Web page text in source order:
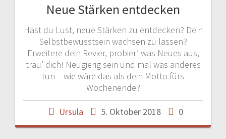
Neue Stärken entdecken
Hast du Lust, neue Stärken zu entdecken? Dein
Selbstbewusstsein wachsen zu lassen?
Erweitere dein Revier, probier’ was Neues aus,
trau’ dich! Neugierig sein und mal was anderes
tun – wie wäre das als dein Motto fürs
Wochenende?
Ursula 5. Oktober 2018 0